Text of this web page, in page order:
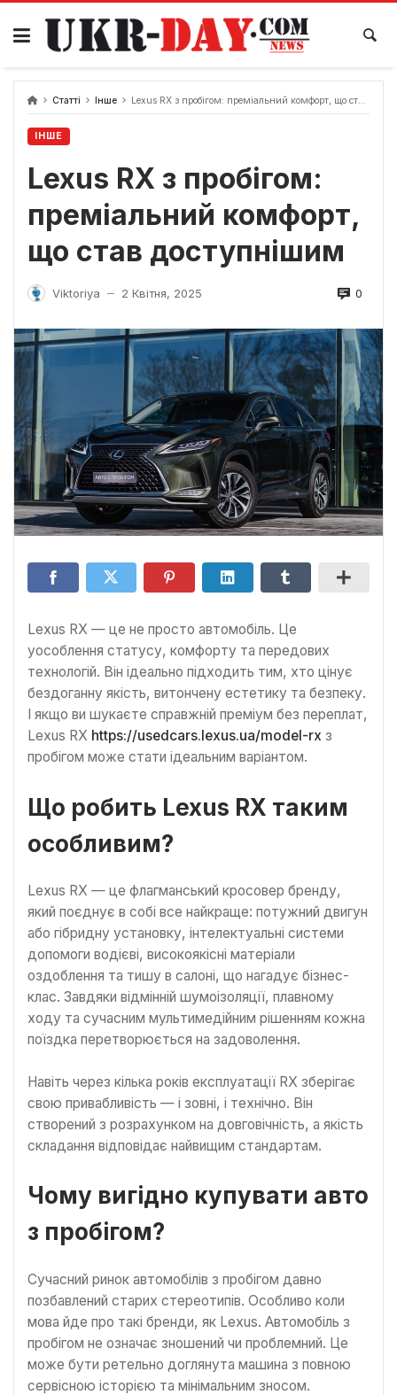
Перейти
вмісту
Статті Інше Lexus RX з пробігом: преміальний комфорт, що став доступнішим
ІНШЕ
Lexus RX з пробігом:
преміальний комфорт,
що став доступнішим
Viktoriya — 2 Квітня, 2025 0
Lexus RX — це не просто автомобіль. Це
уособлення статусу, комфорту та передових
технологій. Він ідеально підходить тим, хто цінує
бездоганну якість, витончену естетику та безпеку.
І якщо ви шукаєте справжній преміум без переплат,
Lexus RX https://usedcars.lexus.ua/model-rx з
пробігом може стати ідеальним варіантом.
Що робить Lexus RX таким
особливим?
Lexus RX — це флагманський кросовер бренду,
який поєднує в собі все найкраще: потужний двигун
або гібридну установку, інтелектуальні системи
допомоги водієві, високоякісні матеріали
оздоблення та тишу в салоні, що нагадує бізнес-
клас. Завдяки відмінній шумоізоляції, плавному
ходу та сучасним мультимедійним рішенням кожна
поїздка перетворюється на задоволення.
Навіть через кілька років експлуатації RX зберігає
свою привабливість — і зовні, і технічно. Він
створений з розрахунком на довговічність, а якість
складання відповідає найвищим стандартам.
Чому вигідно купувати авто
з пробігом?
Сучасний ринок автомобілів з пробігом давно
позбавлений старих стереотипів. Особливо коли
мова йде про такі бренди, як Lexus. Автомобіль з
пробігом не означає зношений чи проблемний. Це
може бути ретельно доглянута машина з повною
сервісною історією та мінімальним зносом.